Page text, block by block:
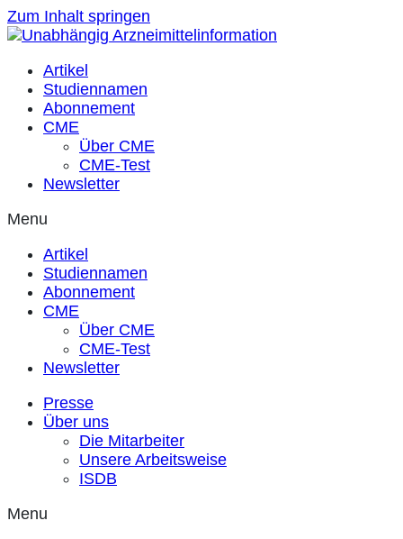
Zum Inhalt springen
Artikel
Studiennamen
Abonnement
CME
Über CME
CME-Test
Newsletter
Menu
Artikel
Studiennamen
Abonnement
CME
Über CME
CME-Test
Newsletter
Presse
Über uns
Die Mitarbeiter
Unsere Arbeitsweise
ISDB
Menu